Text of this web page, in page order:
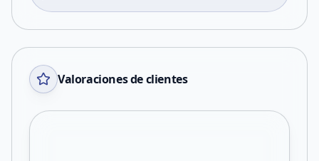
Valoraciones de clientes